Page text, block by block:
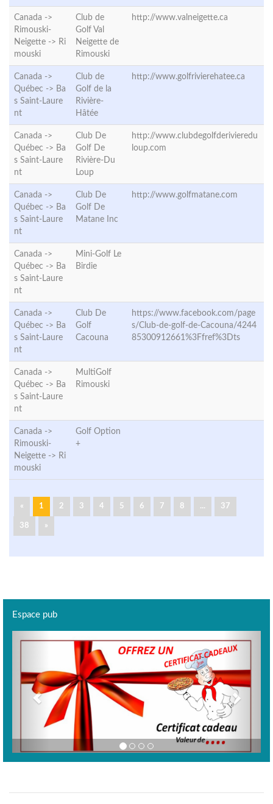
Canada ->
Rimouski-
Neigette -> Ri
mouski
Club de
Golf Val
Neigette de
Rimouski
http://www.valneigette.ca
Canada ->
Québec -> Ba
s Saint-Laure
nt
Club de
Golf de la
Rivière-
Hâtée
http://www.golfrivierehatee.ca
Canada ->
Québec -> Ba
s Saint-Laure
nt
Club De
Golf De
Rivière-Du
Loup
http://www.clubdegolfderivieredu
loup.com
Canada ->
Québec -> Ba
s Saint-Laure
nt
Club De
Golf De
Matane Inc
http://www.golfmatane.com
Canada ->
Québec -> Ba
s Saint-Laure
nt
Mini-Golf Le
Birdie
Canada ->
Québec -> Ba
s Saint-Laure
nt
Club De
Golf
Cacouna
https://www.facebook.com/page
s/Club-de-golf-de-Cacouna/4244
85300912661%3Ffref%3Dts
Canada ->
Québec -> Ba
s Saint-Laure
nt
MultiGolf
Rimouski
Canada ->
Rimouski-
Neigette -> Ri
mouski
Golf Option
+
« 1 2 3 4 5 6 7 8 ... 37
38 »
Espace pub